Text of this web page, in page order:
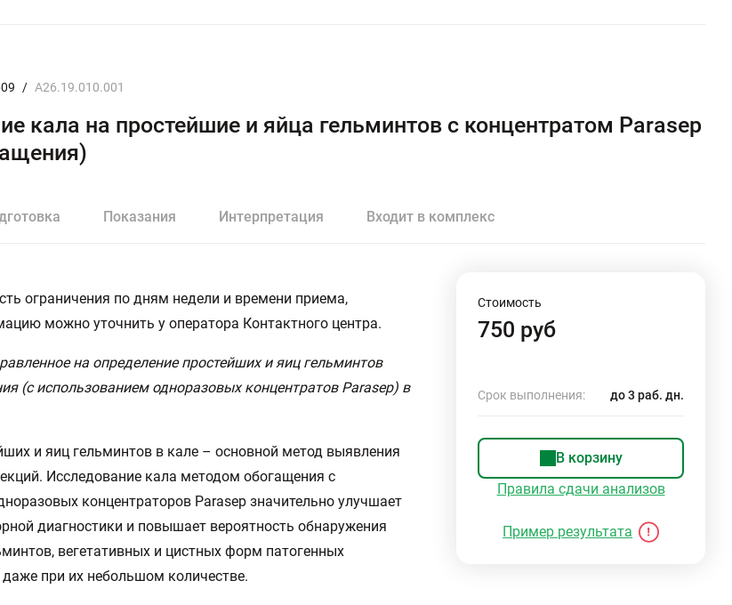
/ A26.19.010.001
кала на простейшие и яйца гельминтов с концентратом Parasep
Показания Интерпретация Входит в комплекс
ограничения по дням недели и времени приема,
можно уточнить у оператора Контактного центра.
на определение простейших и яиц гельминтов
(с использованием одноразовых концентратов Parasep) в
и яиц гельминтов в кале – основной метод выявления
Исследование кала методом обогащения с
концентраторов Parasep значительно улучшает
диагностики и повышает вероятность обнаружения
вегетативных и цистных форм патогенных
при их небольшом количестве.
Стоимость
750 руб
Срок выполнения: до 3 раб. дн.
В корзину
Правила сдачи анализов
Пример результата